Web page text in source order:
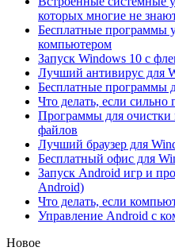
которых многие не
Бесплатные программы
компьютером
Запуск Windows 10 с
Лучший антивирус для
Бесплатные программы
Что делать, если сильно
Программы для
файлов
Лучший браузер для
Бесплатный офис для
Запуск Android игр и
Android)
Что делать, если
Управление Android с
Новое